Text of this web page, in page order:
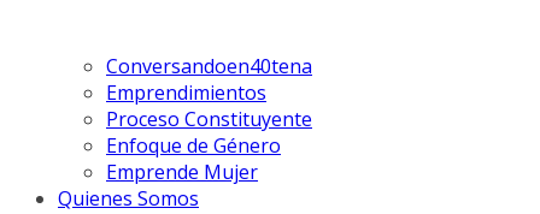
Conversandoen40tena
Emprendimientos
Proceso Constituyente
Enfoque de Género
Emprende Mujer
Quienes Somos